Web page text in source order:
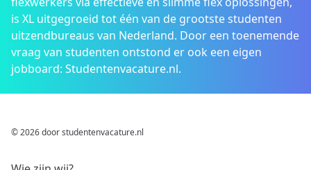
is XL uitgegroeid tot één van de grootste studenten
uitzendbureaus van Nederland. Door een toenemende
vraag van studenten ontstond er ook een eigen
jobboard: Studentenvacature.nl.
© 2026 door studentenvacature.nl